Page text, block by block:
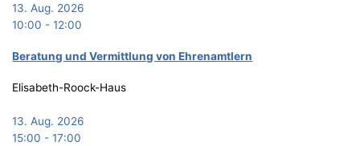
13. Aug. 2026
10:00 -12:00
Bera­tung und Ver­mitt­lung von Ehrenamtlern
Elisabeth-Roock-Haus
13. Aug. 2026
15:00 -17:00